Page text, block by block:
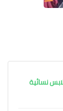
نسائية